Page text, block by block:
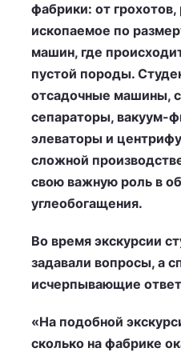
фабрики: от
ископаемое по
машин, где
пустой породы.
отсадочные машины,
сепараторы, вакуум-
элеваторы и
сложной
свою важную роль в
углеобогащения.
Во время экскурсии
задавали вопросы, а
исчерпывающие
«На подобной
сколько на фабрике